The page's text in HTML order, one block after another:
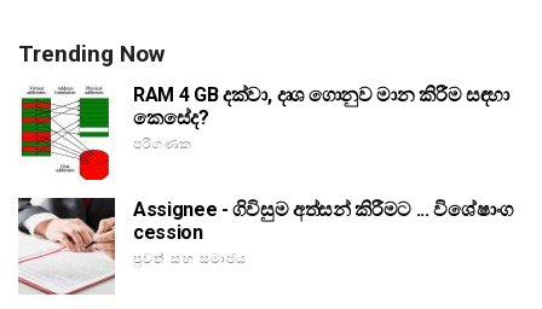
Trending Now
RAM 4 GB දක්වා, දෘශ ගොනුව මාන කිරීම සඳහා
කෙසේද?
පරිගණක
Assignee - ගිවිසුම අත්සන් කිරීමට ... විශේෂාංග
cession
පුවත් සහ සමාජය